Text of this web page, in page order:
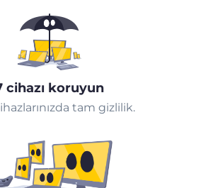
cihazı koruyun
tam gizlilik.